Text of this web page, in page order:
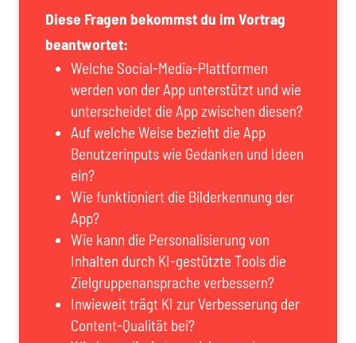
Diese Fragen bekommst du im Vortrag
beantwortet:
Welche Social-Media-Plattformen
werden von der App unterstützt und wie
unterscheidet die App zwischen diesen?
Auf welche Weise bezieht die App
Benutzerinputs wie Gedanken und Ideen
ein?
Wie funktioniert die Bilderkennung der
App?
Wie kann die Personalisierung von
Inhalten durch KI-gestützte Tools die
Zielgruppenansprache verbessern?
Inwieweit trägt KI zur Verbesserung der
Content-Qualität bei?